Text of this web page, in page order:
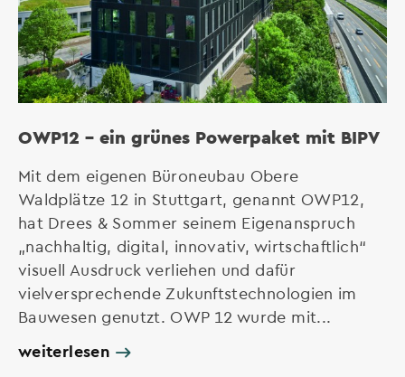
OWP12 – ein grünes Powerpaket mit BIPV
Mit dem eigenen Büroneubau Obere
Waldplätze 12 in Stuttgart, genannt OWP12,
hat Drees & Sommer seinem Eigenanspruch
„nachhaltig, digital, innovativ, wirtschaftlich“
visuell Ausdruck verliehen und dafür
vielversprechende Zukunftstechnologien im
Bauwesen genutzt. OWP 12 wurde mit...
weiterlesen